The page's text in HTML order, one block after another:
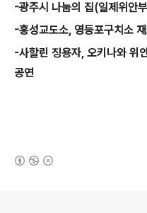
-광주시 나눔의 집(일제위안
-홍성교도소, 영등포구치소
-사할린 징용자, 오키나와 위
공연